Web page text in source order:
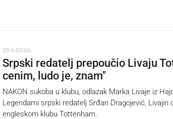
29.6.2026.
Srpski redatelj prepoučio Livaju
cenim, ludo je, znam"
NAKON sukoba u klubu, odlazak Marka Livaje iz
Legendarni srpski redatelj Srđan Dragojević, Livajin
engleskom klubu Tottenham.